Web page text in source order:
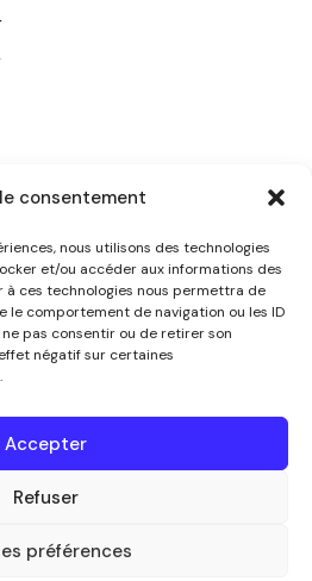
consentement
nous utilisons des technologies
et/ou accéder aux informations des
à ces technologies nous permettra de
le comportement de navigation ou les ID
pas consentir ou de retirer son
négatif sur certaines
Accepter
Refuser
préférences
international